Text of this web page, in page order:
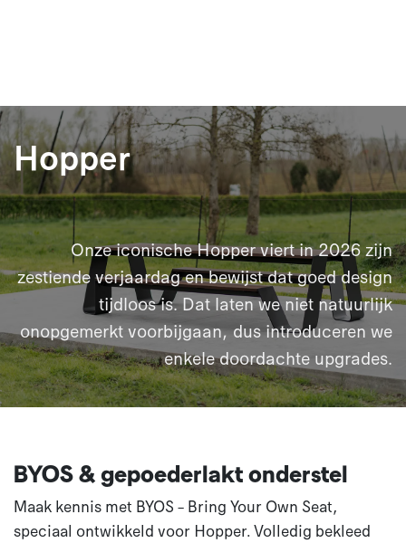
Hopper
Onze iconische Hopper viert in 2026 zijn
zestiende verjaardag en bewijst dat goed design
tijdloos is. Dat laten we niet natuurlijk
onopgemerkt voorbijgaan, dus introduceren we
enkele doordachte upgrades.
BYOS & gepoederlakt onderstel
Maak kennis met BYOS – Bring Your Own Seat,
speciaal ontwikkeld voor Hopper. Volledig bekleed